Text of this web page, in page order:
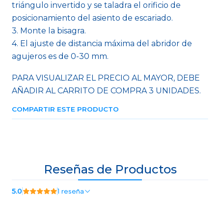
triángulo invertido y se taladra el orificio de
posicionamiento del asiento de escariado.
3. Monte la bisagra.
4. El ajuste de distancia máxima del abridor de
agujeros es de 0-30 mm.
PARA VISUALIZAR EL PRECIO AL MAYOR, DEBE
AÑADIR AL CARRITO DE COMPRA 3 UNIDADES.
COMPARTIR ESTE PRODUCTO
Reseñas de Productos
5.0 1 reseña